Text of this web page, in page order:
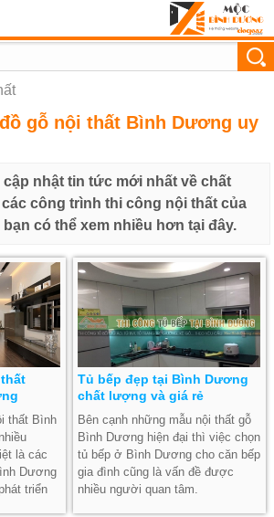
gỗ nội thất Bình Dương uy
cập nhật tin tức mới nhất về chất
công trình thi công nội thất của
có thể xem nhiều hơn tại đây.
thất Bình
là các
Dương
triển
Tủ bếp đẹp tại Bình Dương
chất lượng và giá rẻ
Bên cạnh những mẫu nội thất gỗ
Bình Dương hiện đại thì việc chọn
tủ bếp ở Bình Dương cho căn bếp
gia đình cũng là vấn đề được
nhiều người quan tâm.